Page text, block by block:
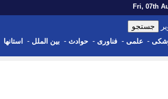
- علمی - فناوری - حوادث - بین الملل - استانها